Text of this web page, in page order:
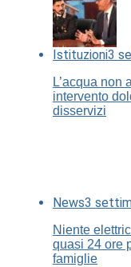
Istituzioni3
L’acqua non
intervento
disservizi
News3
Niente
quasi 24 ore
famiglie